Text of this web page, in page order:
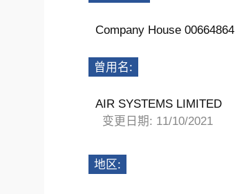
Company House 00664864
曾用名:
AIR SYSTEMS LIMITED
变更日期: 11/10/2021
地区: